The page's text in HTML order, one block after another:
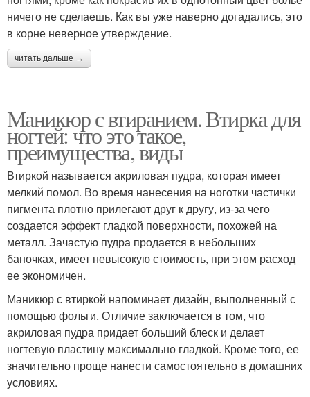
ничего не сделаешь. Как вы уже наверно догадались, это
в корне неверное утверждение.
читать дальше →
Маникюр с втиранием. Втирка для
ногтей: что это такое,
преимущества, виды
Втиркой называется акриловая пудра, которая имеет
мелкий помол. Во время нанесения на ноготки частички
пигмента плотно прилегают друг к другу, из-за чего
создается эффект гладкой поверхности, похожей на
металл. Зачастую пудра продается в небольших
баночках, имеет невысокую стоимость, при этом расход
ее экономичен.
Маникюр с втиркой напоминает дизайн, выполненный с
помощью фольги. Отличие заключается в том, что
акриловая пудра придает больший блеск и делает
ногтевую пластину максимально гладкой. Кроме того, ее
значительно проще нанести самостоятельно в домашних
условиях.